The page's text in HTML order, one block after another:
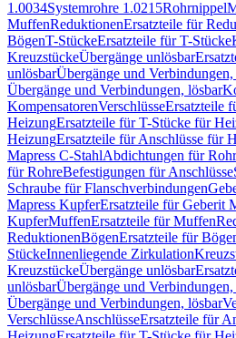
1.0034Systemrohre 1.0215Rohrnippel
MuffenReduktionenErsatzteile für
BögenT-StückeErsatzteile für T-Stücke
KreuzstückeÜbergänge unlösbar
unlösbarÜbergänge und Verbindungen,
Übergänge und Verbindungen, lösbar
KompensatorenVerschlüsseErsatzteile
HeizungErsatzteile für T-Stücke für
HeizungErsatzteile für Anschlüsse für
Mapress C-StahlAbdichtungen für
für RohreBefestigungen für Anschlüsse
Schraube für Flanschverbindungen
Mapress KupferErsatzteile für Geberit
KupferMuffenErsatzteile für Muffen
ReduktionenBögenErsatzteile für
StückeInnenliegende Zirkulation
KreuzstückeÜbergänge unlösbar
unlösbarÜbergänge und Verbindungen,
Übergänge und Verbindungen, lösbar
VerschlüsseAnschlüsseErsatzteile für